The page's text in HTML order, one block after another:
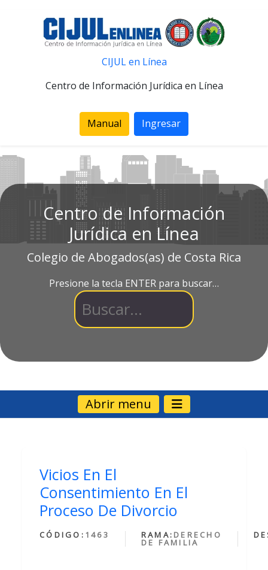
CIJUL en Línea
Centro de Información Jurídica en Línea
Manual Ingresar
Centro de Información
Jurídica en Línea
Colegio de Abogados(as) de Costa Rica
Presione la tecla ENTER para buscar…
Abrir menu
Vicios En El
Consentimiento En El
Proceso De Divorcio
CÓDIGO: 1463 RAMA: DERECHO
DE FAMILIA